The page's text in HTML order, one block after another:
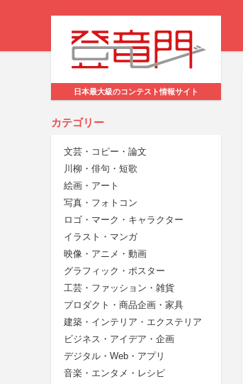
日本最大級のコンテスト情報サイト
カテゴリー
文芸・コピー・論文
川柳・俳句・短歌
絵画・アート
写真・フォトコン
ロゴ・マーク・キャラクター
イラスト・マンガ
映像・アニメ・動画
グラフィック・ポスター
工芸・ファッション・雑貨
プロダクト・商品企画・家具
建築・インテリア・エクステリア
ビジネス・アイデア・企画
デジタル・Web・アプリ
音楽・エンタメ・レシピ